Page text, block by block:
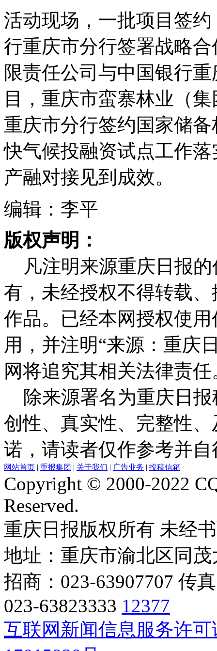
活动现场，一批项目签
行重庆市分行签署战略
限责任公司与中国银行
目，重庆市蛮寨林业（
重庆市分行签约国家储
快气候投融资试点工作
产融对接见到成效。
编辑：李平
版权声明：
凡注明来源重庆日报的
有，未经授权不得转载
作品。已经本网授权使
用，并注明“来源：重庆
网将追究其相关法律责任
除来源署名为重庆日报
创性、真实性、完整性
诺，请读者仅作参考并
网站首页 | 重报集团 | 关于我们 | 广告业务 | 投稿信箱
Copyright © 2000-2022
Reserved.
重庆日报版权所有 未经
地址：重庆市渝北区同茂
招商：023-63907707 传
023-63823333 12377
互联网新闻信息服务许可